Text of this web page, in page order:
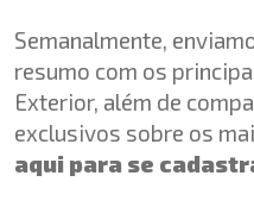
Semanalmente,
resumo com os
Exterior, além de
exclusivos sobre os
aqui para se